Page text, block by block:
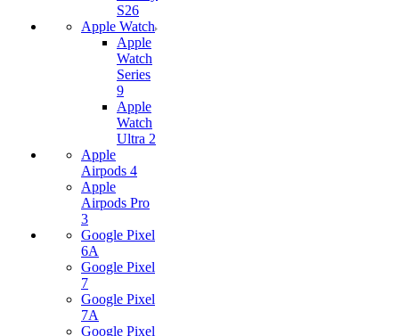
S26
Apple Watch
Apple
Watch
Series
9
Apple
Watch
Ultra 2
Apple
Airpods 4
Apple
Airpods Pro
3
Google Pixel
6A
Google Pixel
7
Google Pixel
7А
Google Pixel